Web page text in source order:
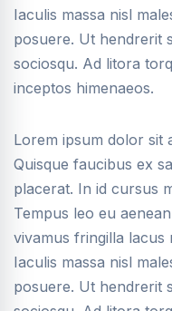
Iaculis massa nisl
posuere. Ut hendrerit
sociosqu. Ad litora
inceptos himenaeos.
Lorem ipsum dolor sit
Quisque faucibus ex
placerat. In id cursus
Tempus leo eu
vivamus fringilla lacus
Iaculis massa nisl
posuere. Ut hendrerit